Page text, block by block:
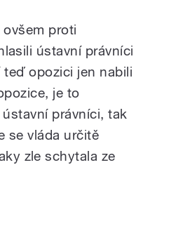
proti
ústavní právníci
teď opozici jen nabili
je to
právníci, tak
se vláda určitě
zle schytala ze